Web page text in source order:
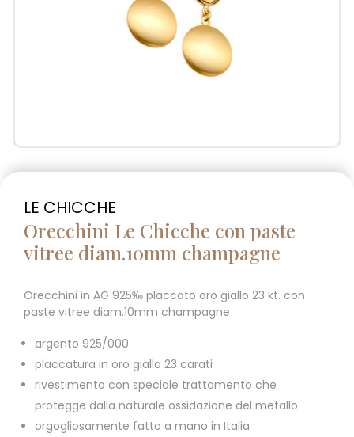
LE CHICCHE
Orecchini Le Chicche con paste
vitree diam.10mm champagne
Orecchini in AG 925‰ placcato oro giallo 23 kt. con
paste vitree diam.10mm champagne
argento 925/000
placcatura in oro giallo 23 carati
rivestimento con speciale trattamento che
protegge dalla naturale ossidazione del metallo
orgogliosamente fatto a mano in Italia